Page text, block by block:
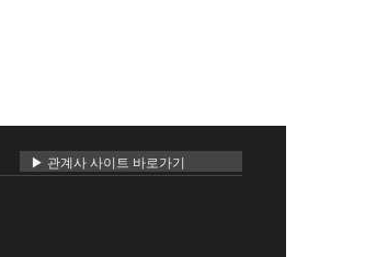
▶ 관계사 사이트 바로가기